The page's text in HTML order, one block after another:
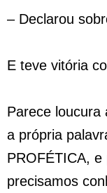
– Declarou
E teve vitória
Parece loucura
a própria
PROFÉTICA,
precisamos